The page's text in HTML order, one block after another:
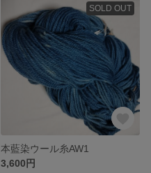
SOLD OUT
本藍染ウール糸AW1
3,600円